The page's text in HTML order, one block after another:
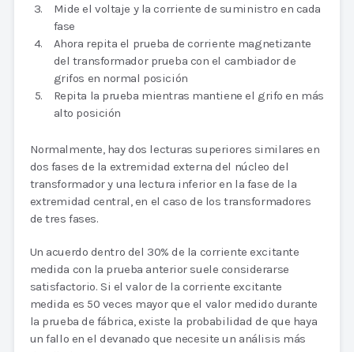
Mide el voltaje y la corriente de suministro en cada
fase
Ahora repita el prueba de corriente magnetizante
del transformador prueba con el cambiador de
grifos en normal posición
Repita la prueba mientras mantiene el grifo en más
alto posición
Normalmente, hay dos lecturas superiores similares en
dos fases de la extremidad externa del núcleo del
transformador y una lectura inferior en la fase de la
extremidad central, en el caso de los transformadores
de tres fases.
Un acuerdo dentro del 30% de la corriente excitante
medida con la prueba anterior suele considerarse
satisfactorio. Si el valor de la corriente excitante
medida es 50 veces mayor que el valor medido durante
la prueba de fábrica, existe la probabilidad de que haya
un fallo en el devanado que necesite un análisis más